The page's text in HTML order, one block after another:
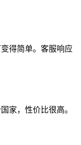
得简单。客服响应
家，性价比很高。